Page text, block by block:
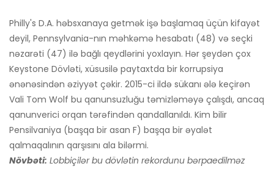
Philly's D.A. həbsxanaya getmək işə başlamaq üçün kifayət
deyil, Pennsylvania-nın məhkəmə hesabatı (48) və seçki
nəzarəti (47) ilə bağlı qeydlərini yoxlayın. Hər şeydən çox
Keystone Dövləti, xüsusilə paytaxtda bir korrupsiya
ənənəsindən əziyyət çəkir. 2015-ci ildə sükanı ələ keçirən
Vali Tom Wolf bu qanunsuzluğu təmizləməyə çalışdı, ancaq
qanunverici orqan tərəfindən qandallanıldı. Kim bilir
Pensilvaniya (başqa bir asan F) başqa bir əyalət
qalmaqalının qarşısını ala bilərmi.
Növbəti: Lobbiçilər bu dövlətin rekordunu bərpaedilməz